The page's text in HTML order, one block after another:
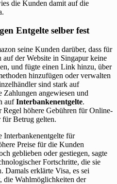
die Kunden damit auf die
Entgelte selber fest
seine Kunden darüber, dass für
der Website in Singapur keine
und fügte einen Link hinzu, über
hinzufügen oder verwalten
sind stark auf
angewiesen und
aufInterbankenentgelte.
Regel höhere Gebühren für Online-
für Betrug gelten.
Interbankenentgelte für
Preise für die Kunden
geblieben oder gestiegen, sagte
Fortschritte, die sie
Damals erklärte Visa, es sei
die Wahlmöglichkeiten der